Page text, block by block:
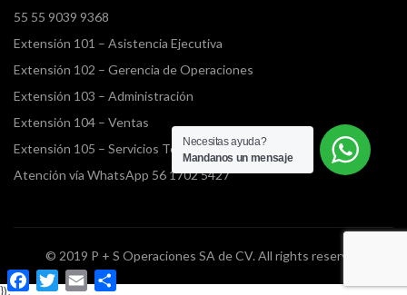
55 55 9039 9368
Extensión 101 – Asistencia Ejecutiva
Extensión 102 – Gerencia de Operaciones
Extensión 103 – Administración
Extensión 104 – Ventas
Extensión 105 – Servicios Terrestres
Atención vía WhatsApp 56 1702 5427
© 2019 P + S Operaciones SA de CV. All rights reserved
FacebookTwitterEmail
Necesitas ayuda?
Mandanos un mensaje
});